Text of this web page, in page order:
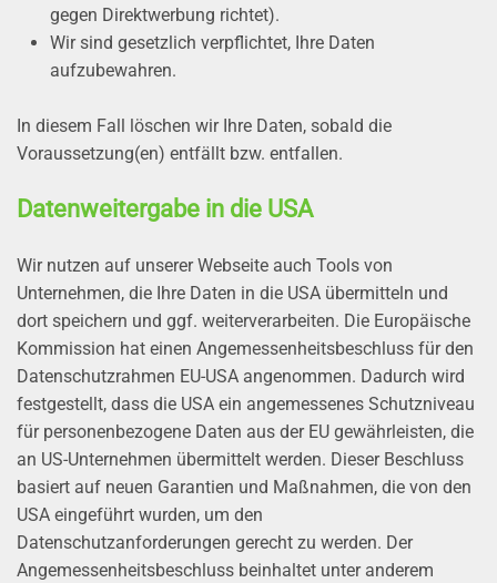
gegen Direktwerbung richtet).
Wir sind gesetzlich verpflichtet, Ihre Daten
aufzubewahren.
In diesem Fall löschen wir Ihre Daten, sobald die
Voraussetzung(en) entfällt bzw. entfallen.
Datenweitergabe in die USA
Wir nutzen auf unserer Webseite auch Tools von
Unternehmen, die Ihre Daten in die USA übermitteln und
dort speichern und ggf. weiterverarbeiten. Die Europäische
Kommission hat einen Angemessenheitsbeschluss für den
Datenschutzrahmen EU-USA angenommen. Dadurch wird
festgestellt, dass die USA ein angemessenes Schutzniveau
für personenbezogene Daten aus der EU gewährleisten, die
an US-Unternehmen übermittelt werden. Dieser Beschluss
basiert auf neuen Garantien und Maßnahmen, die von den
USA eingeführt wurden, um den
Datenschutzanforderungen gerecht zu werden. Der
Angemessenheitsbeschluss beinhaltet unter anderem